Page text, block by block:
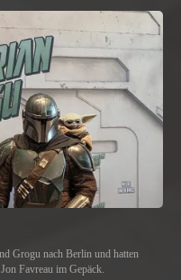
Grogu nach Berlin und hatten
Favreau im Gepäck.